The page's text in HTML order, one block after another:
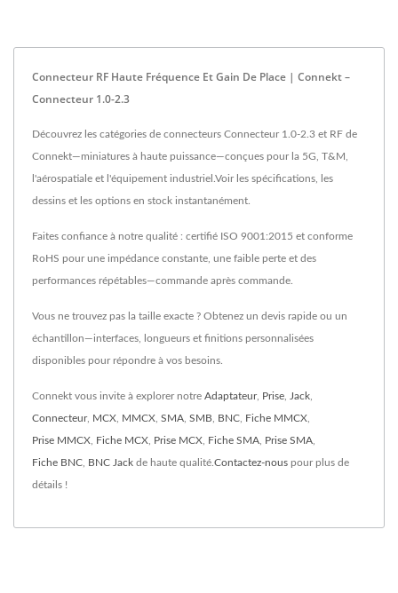
Connecteur RF Haute Fréquence Et Gain De Place | Connekt –
Connecteur 1.0-2.3
Découvrez les catégories de connecteurs Connecteur 1.0-2.3 et RF de
Connekt—miniatures à haute puissance—conçues pour la 5G, T&M,
l'aérospatiale et l'équipement industriel.Voir les spécifications, les
dessins et les options en stock instantanément.
Faites confiance à notre qualité : certifié ISO 9001:2015 et conforme
RoHS pour une impédance constante, une faible perte et des
performances répétables—commande après commande.
Vous ne trouvez pas la taille exacte ? Obtenez un devis rapide ou un
échantillon—interfaces, longueurs et finitions personnalisées
disponibles pour répondre à vos besoins.
Connekt vous invite à explorer notre Adaptateur, Prise Jack
Connecteur, MCX MMCX SMA SMB BNC Fiche MMCX
Prise MMCX Fiche MCX Prise MCX Fiche SMA Prise SMA
Fiche BNC BNC Jack de haute qualité. Contactez-nous pour plus de
détails !